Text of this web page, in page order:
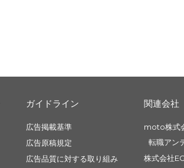
ガイドライン
広告掲載基準
広告原稿規定
広告品質に対する取り組み
関連会社
moto株式
転職アン
株式会社